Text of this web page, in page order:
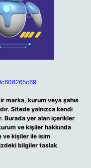
marka, kurum veya şahıs
Sitede yalnızca kendi
Burada yer alan içerikler
ve kişiler hakkında
ve kişiler ile isim
bilgiler taslak